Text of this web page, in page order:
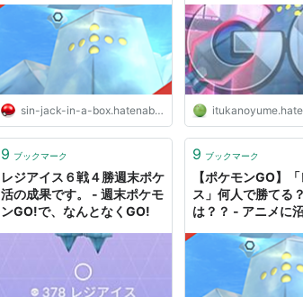
sin-jack-in-a-box.hatenablog.jp
ニメに沼ってみた
9 ブックマーク
レジアイス６戦４勝週末ポケ
活の成果です。 - 週末ポケモ
ンGO!で、なんとなくGO!
9 ブックマーク
【ポケモンGO】
ス」何人で勝てる
は？？ - アニメに